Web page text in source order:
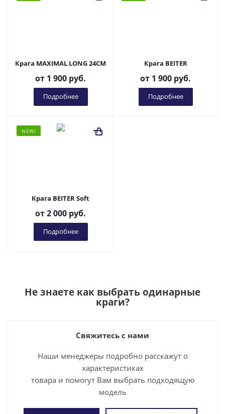
Крага MAXIMAL LONG 24CM
от 1 900 руб.
Подробнее
Крага BEITER
от 1 900 руб.
Подробнее
NEW!
Крага BEITER Soft
от2 000 руб.
Подробнее
Не знаете как выбрать одинарные
краги?
Свяжитесь с нами
Наши менеджеры подробно расскажут о
характеристиках
товара и помогут Вам выбрать подходящую
модель